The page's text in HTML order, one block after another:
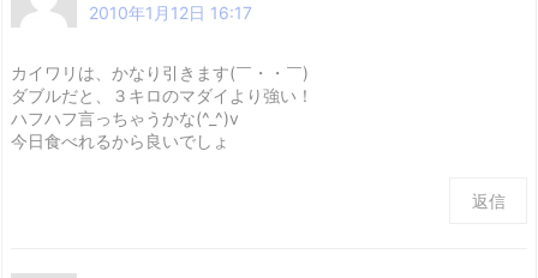
2010年1月12日 16:17
カイワリは、かなり引きます(￣・・￣)
ダブルだと、３キロのマダイより強い！
ハフハフ言っちゃうかな(^_^)v
今日食べれるから良いでしょ
返信